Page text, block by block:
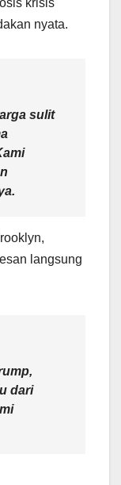
krisis
nyata.
sulit
langsung
dari